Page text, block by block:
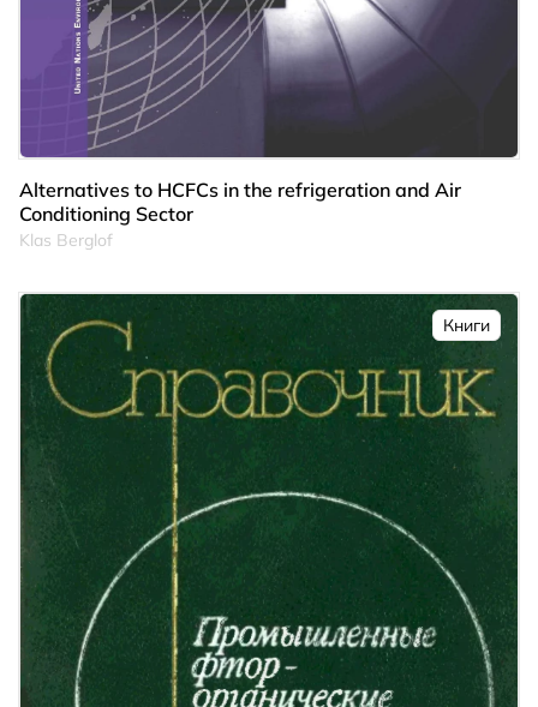
Alternatives to HCFCs in the refrigeration and Air
Conditioning Sector
Klas Berglof
Книги